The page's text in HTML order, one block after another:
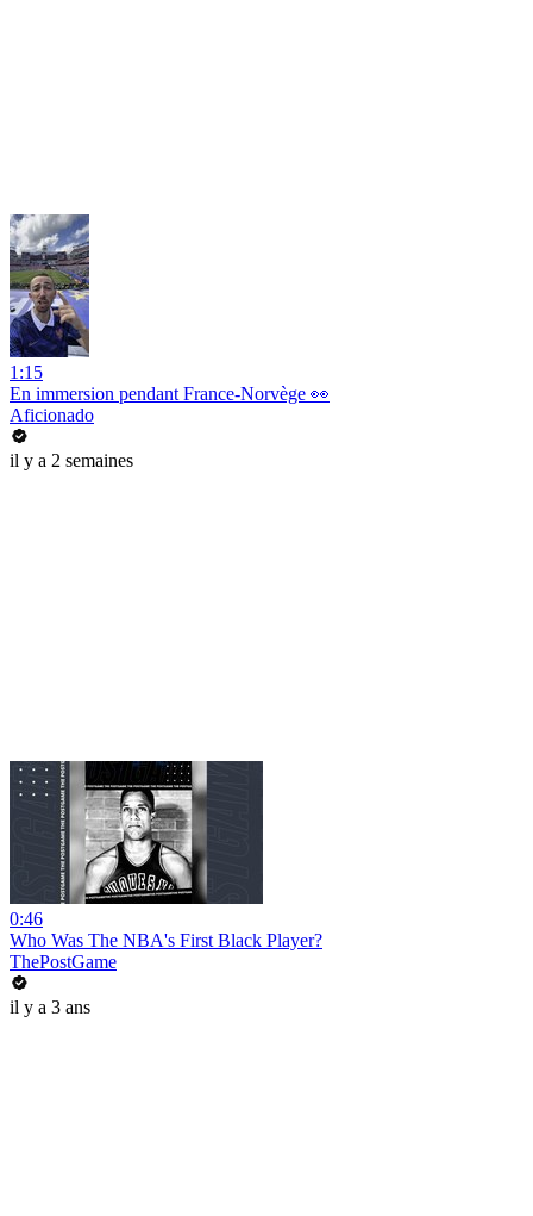
1:15
En immersion pendant France-Norvège 👀
Aficionado
il y a 2 semaines
0:46
Who Was The NBA's First Black Player?
ThePostGame
il y a 3 ans